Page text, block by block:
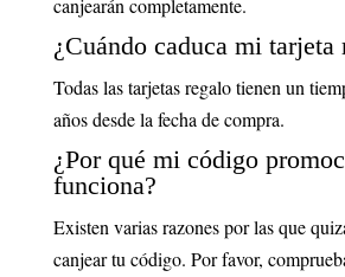
canjearán completamente.
¿Cuándo caduca mi tarjeta
Todas las tarjetas regalo tienen un
años desde la fecha de compra.
¿Por qué mi código
funciona?
Existen varias razones por las que
canjear tu código. Por favor,